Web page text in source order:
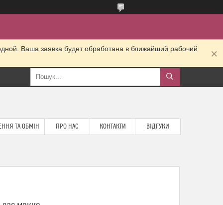
Ваша заявка будет обработана в ближайший рабочий
ТА ОБМІН ПРО НАС КОНТАКТИ ВІДГУКИ